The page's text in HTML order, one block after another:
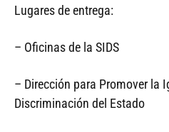
Lugares de entrega:
– Oficinas de la SIDS
– Dirección para Promover la
Discriminación del Estado